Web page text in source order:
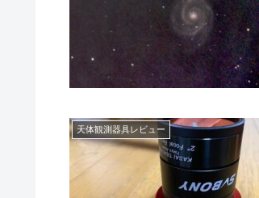
天体観測器具レビュー